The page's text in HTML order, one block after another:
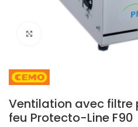
Cliquez pour agrandir
Ventilation avec
feu Protecto-Line F90